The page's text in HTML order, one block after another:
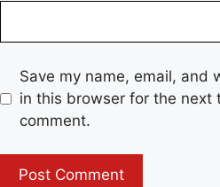
Save my name, email, and
in this browser for the next
comment.